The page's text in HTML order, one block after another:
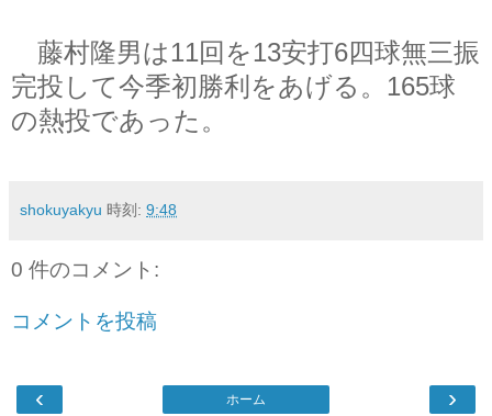
藤村隆男は11回を13安打6四球無三振
完投して今季初勝利をあげる。165球
の熱投であった。
shokuyakyu 時刻: 9:48
0 件のコメント:
コメントを投稿
‹ ›
ホーム